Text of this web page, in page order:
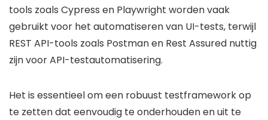
tools zoals Cypress en Playwright worden vaak
gebruikt voor het automatiseren van UI-tests, terwijl
REST API-tools zoals Postman en Rest Assured nuttig
zijn voor API-testautomatisering.
Het is essentieel om een robuust testframework op
te zetten dat eenvoudig te onderhouden en uit te